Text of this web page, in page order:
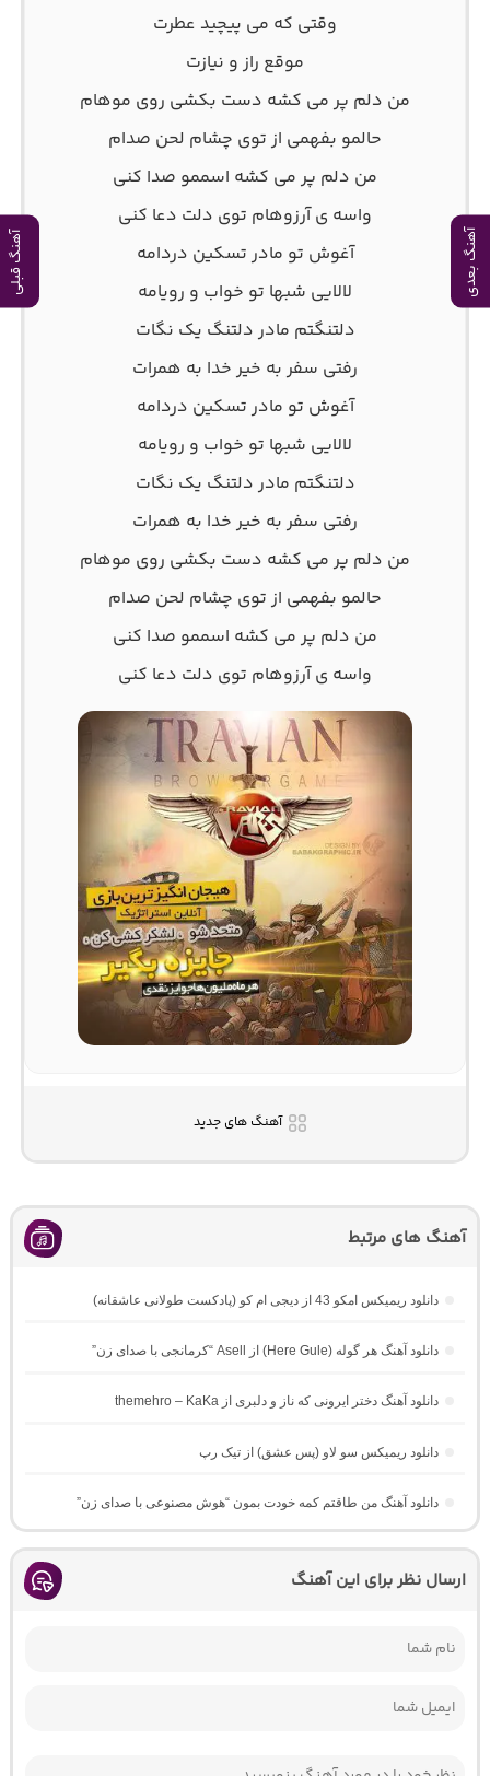
آهنگ بعدی آهنگ قبلی
وقتی که می پیچید عطرت
موقع راز و نیازت
من دلم پر می کشه دست بکشی روی موهام
حالمو بفهمی از توی چشام لحن صدام
من دلم پر می کشه اسممو صدا کنی
واسه ی آرزوهام توی دلت دعا کنی
آغوش تو مادر تسکین دردامه
لالایی شبها تو خواب و رویامه
دلتنگتم مادر دلتنگ یک نگات
رفتی سفر به خیر خدا به همرات
آغوش تو مادر تسکین دردامه
لالایی شبها تو خواب و رویامه
دلتنگتم مادر دلتنگ یک نگات
رفتی سفر به خیر خدا به همرات
من دلم پر می کشه دست بکشی روی موهام
حالمو بفهمی از توی چشام لحن صدام
من دلم پر می کشه اسممو صدا کنی
واسه ی آرزوهام توی دلت دعا کنی
آهنگ های جدید
آهنگ های مرتبط
دانلود ریمیکس امکو 43 از دیجی ام کو (پادکست طولانی عاشقانه)
دانلود آهنگ هر گوله (Here Gule) از Asell “کرمانجی با صدای زن”
دانلود آهنگ دختر ایرونی که ناز و دلبری از themehro – KaKa
دانلود ریمیکس سو لاو (پس عشق) از تیک رپ
دانلود آهنگ من طاقتم کمه خودت بمون “هوش مصنوعی با صدای زن”
ارسال نظر برای این آهنگ